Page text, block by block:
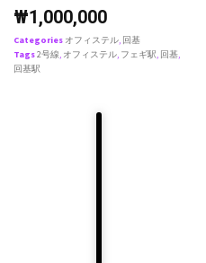
₩1,000,000
Categories オフィステル, 回基
Tags2号線, オフィステル, フェギ駅, 回基,
回基駅